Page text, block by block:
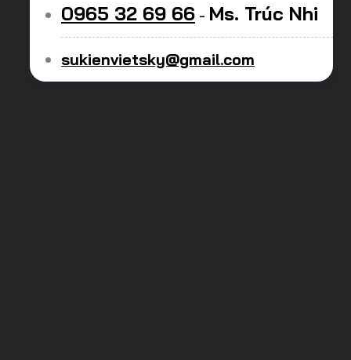
0965 32 69 66 - Ms. Trúc Nhi
sukienvietsky@gmail.com